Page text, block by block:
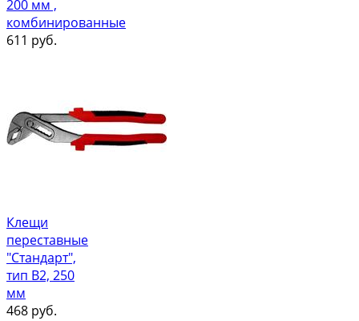
200 мм ,
комбинированные
611 руб.
Клещи
переставные
"Стандарт",
тип В2, 250
мм
468 руб.